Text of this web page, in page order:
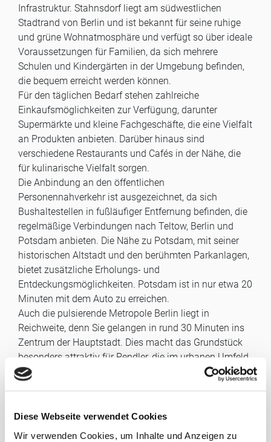
Diese Webseite verwendet Cookies
Wir verwenden Cookies, um Inhalte und Anzeigen zu
Infrastruktur. Stahnsdorf liegt am südwestlichen
Stadtrand von Berlin und ist bekannt für seine ruhige
und grüne Wohnatmosphäre und verfügt so über ideale
Voraussetzungen für Familien, da sich mehrere
Schulen und Kindergärten in der Umgebung befinden,
die bequem erreicht werden können.
Für den täglichen Bedarf stehen zahlreiche
Einkaufsmöglichkeiten zur Verfügung, darunter
Supermärkte und kleine Fachgeschäfte, die eine Vielfalt
an Produkten anbieten. Darüber hinaus sind
verschiedene Restaurants und Cafés in der Nähe, die
für kulinarische Vielfalt sorgen.
Die Anbindung an den öffentlichen
Personennahverkehr ist ausgezeichnet, da sich
Bushaltestellen in fußläufiger Entfernung befinden, die
regelmäßige Verbindungen nach Teltow, Berlin und
Potsdam anbieten. Die Nähe zu Potsdam, mit seiner
historischen Altstadt und den berühmten Parkanlagen,
bietet zusätzliche Erholungs- und
Entdeckungsmöglichkeiten. Potsdam ist in nur etwa 20
Minuten mit dem Auto zu erreichen.
Auch die pulsierende Metropole Berlin liegt in
Reichweite, denn Sie gelangen in rund 30 Minuten ins
Zentrum der Hauptstadt. Dies macht das Grundstück
besonders attraktiv für Pendler, die im urbanen Umfeld
arbeiten, aber dennoch die Vorzüge eines ländlichen
Wohnens genießen möchten. Die Kombination aus
Zentren macht diese Lage zu einem äußerst begehrten
Wohnort.